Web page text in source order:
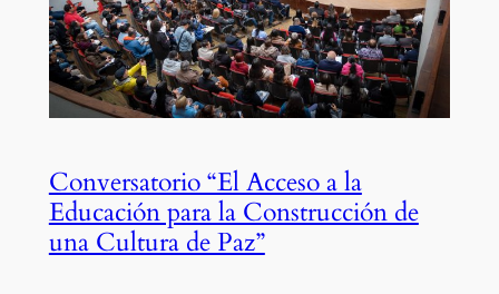
Conversatorio “El Acceso a la
Educación para la Construcción de
una Cultura de Paz”